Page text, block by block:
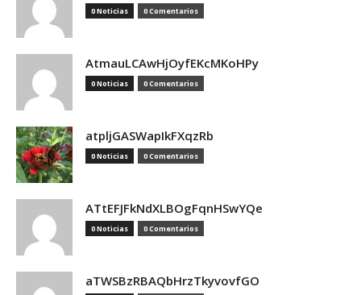
0 Noticias 0 Comentarios
AtmauLCAwHjOyfEKcMKoHPy
0 Noticias 0 Comentarios
atpljGASWapIkFXqzRb
0 Noticias 0 Comentarios
ATtEFJFkNdXLBOgFqnHSwYQe
0 Noticias 0 Comentarios
aTWSBzRBAQbHrzTkyvovfGO